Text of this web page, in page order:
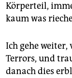
Körperteil,
kaum was
Ich gehe weiter,
Terrors, und
danach dies